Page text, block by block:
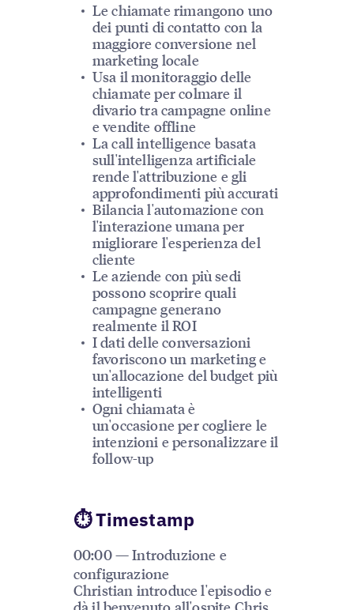
Le chiamate rimangono uno
dei punti di contatto con la
maggiore conversione nel
marketing locale
Usa il monitoraggio delle
chiamate per colmare il
divario tra campagne online
e vendite offline
La call intelligence basata
sull'intelligenza artificiale
rende l'attribuzione e gli
approfondimenti più accurati
Bilancia l'automazione con
l'interazione umana per
migliorare l'esperienza del
cliente
Le aziende con più sedi
possono scoprire quali
campagne generano
realmente il ROI
I dati delle conversazioni
favoriscono un marketing e
un'allocazione del budget più
intelligenti
Ogni chiamata è
un'occasione per cogliere le
intenzioni e personalizzare il
follow-up
⏱ Timestamp
00:00 — Introduzione e
configurazione
Christian introduce l'episodio e